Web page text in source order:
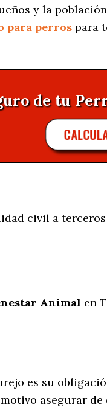
y la
para perros para
de tu
civil a
Animal en
es su
asegurar